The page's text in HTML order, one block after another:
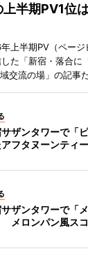
半期PV1位
上半期PV（ペー
た「新宿・落合に
交流の場」の記事だ
ザンタワーで「
アフタヌーンティ
ザンタワーで「
メロンパン風ス